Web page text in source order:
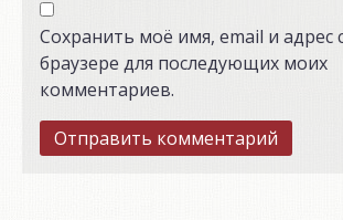
Сохранить моё имя, email и адрес
браузере для последующих моих
комментариев.